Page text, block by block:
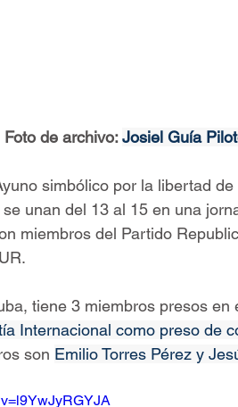
Foto de archivo: Josiel Guía
simbólico por la libertad
unan del 13 al 15 en una
miembros del Partido
tiene 3 miembros presos en
Internacional como preso de
son Emilio Torres Pérez y